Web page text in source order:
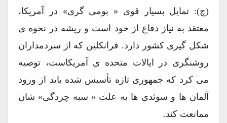
(چ): تمایل بسیار قوی « بومی گری» در آمریکا،
معتقد به نیاز دفاع از خود است و ریشه در نحوه ی
شکل گیری کشور دارد. فرانکلین که از سردمداران
روشنگری در ایالات متحده ی آمریکاست، توصیه
می کرد که جمهوری تازه تأسیس شده باید از ورود
آلمان ها و سوئدی ها به علت « سیه چردگی» شان
ممانعت کند.